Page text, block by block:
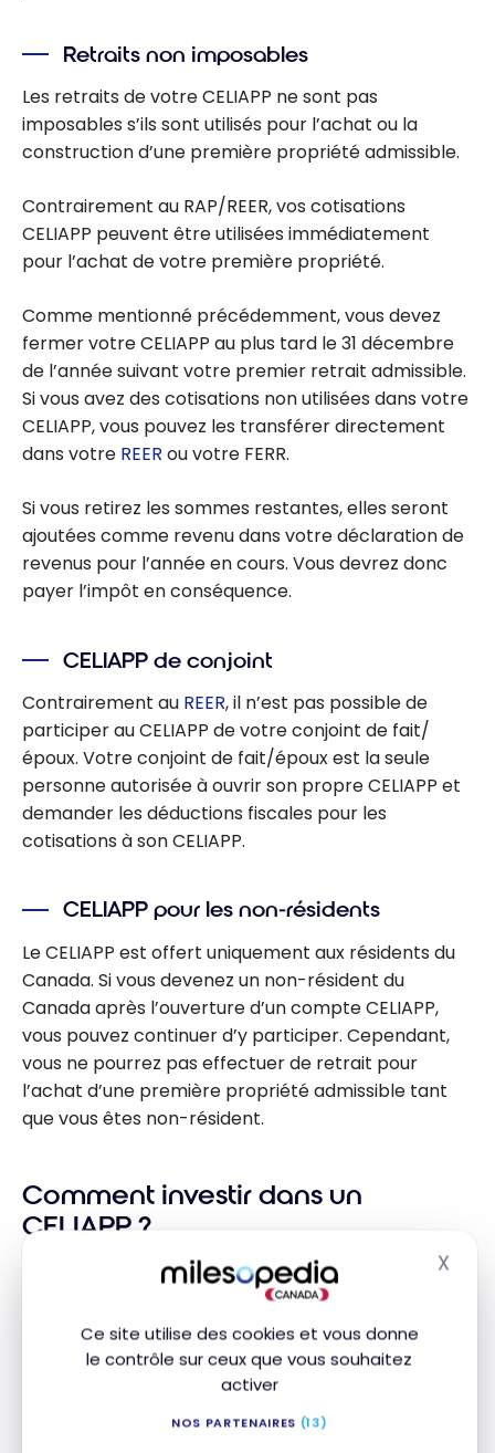
Ce site utilise des cookies et vous donne
le contrôle sur ceux que vous souhaitez
activer
NOS PARTENAIRES (13)
X
Retraits non imposables
Les retraits de votre CELIAPP ne sont pas
imposables s’ils sont utilisés pour l’achat ou la
construction d’une première propriété admissible.
Contrairement au RAP/REER, vos cotisations
CELIAPP peuvent être utilisées immédiatement
pour l’achat de votre première propriété.
Comme mentionné précédemment, vous devez
fermer votre CELIAPP au plus tard le 31 décembre
de l’année suivant votre premier retrait admissible.
Si vous avez des cotisations non utilisées dans votre
CELIAPP, vous pouvez les transférer directement
dans votre REER ou votre FERR.
Si vous retirez les sommes restantes, elles seront
ajoutées comme revenu dans votre déclaration de
revenus pour l’année en cours. Vous devrez donc
payer l’impôt en conséquence.
CELIAPP de conjoint
Contrairement au REER, il n’est pas possible de
participer au CELIAPP de votre conjoint de fait/
époux. Votre conjoint de fait/époux est la seule
personne autorisée à ouvrir son propre CELIAPP et
demander les déductions fiscales pour les
cotisations à son CELIAPP.
CELIAPP pour les non-résidents
Le CELIAPP est offert uniquement aux résidents du
Canada. Si vous devenez un non-résident du
Canada après l’ouverture d’un compte CELIAPP,
vous pouvez continuer d’y participer. Cependant,
vous ne pourrez pas effectuer de retrait pour
l’achat d’une première propriété admissible tant
que vous êtes non-résident.
Comment investir dans un
CELIAPP ?
Placements admissibles au CELIAPP
Comme le REER et le CELI, le CELIAPP n’est pas un
placement. C’est plutôt un compte d’épargne dans
lequel vous pouvez effectuer des placements :